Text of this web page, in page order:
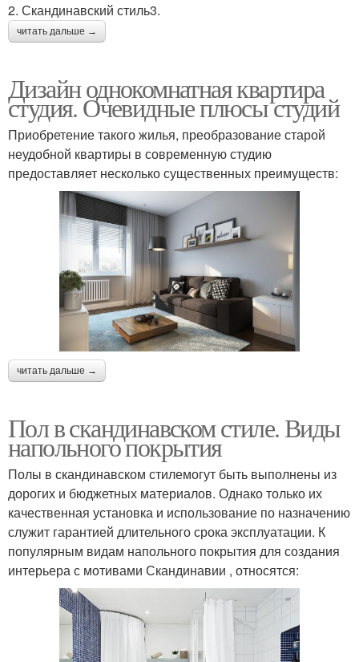
2. Скандинавский стиль3.
читать дальше →
Дизайн однокомнатная квартира
студия. Очевидные плюсы студий
Приобретение такого жилья, преобразование старой
неудобной квартиры в современную студию
предоставляет несколько существенных преимуществ:
читать дальше →
Пол в скандинавском стиле. Виды
напольного покрытия
Полы в скандинавском стилемогут быть выполнены из
дорогих и бюджетных материалов. Однако только их
качественная установка и использование по назначению
служит гарантией длительного срока эксплуатации. К
популярным видам напольного покрытия для создания
интерьера с мотивами Скандинавии , относятся: